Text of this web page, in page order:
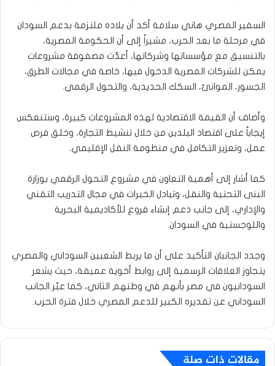
السفير المصري هاني سلامة أكد أن بلاده ملتزمة بدعم السودان
في مرحلة ما بعد الحرب، مشيراً إلى أن الحكومة المصرية،
بالتنسيق مع مؤسساتها وشركاتها، أعدّت مصفوفة مشروعات
يمكن للشركات المصرية الدخول فيها، خاصة في مجالات الطرق،
الجسور، الموانئ، السكك الحديدية، والتحول الرقمي.
وأضاف أن القيمة الاقتصادية لهذه المشروعات كبيرة، وستنعكس
إيجاباً على اقتصاد البلدين من خلال تنشيط التجارة، وخلق فرص
عمل، وتعزيز التكامل في منظومة النقل الإقليمي.
كما أشار إلى أهمية التعاون في مشروع التحول الرقمي بوزارة
البنى التحتية والنقل، وتبادل الخبرات في مجال التدريب التقني
والإداري، إلى جانب دعم إنشاء فروع للأكاديمية البحرية
واللوجستية في السودان.
وجدد الجانبان التأكيد على أن ما يربط الشعبين السوداني والمصري
يتجاوز العلاقات الرسمية إلى روابط أخوية عميقة، حيث يشعر
السودانيون في مصر بأنهم في وطنهم الثاني، كما عبّر الجانب
السوداني عن تقديره الكبير للدعم المصري خلال فترة الحرب.
مقالات ذات صلة